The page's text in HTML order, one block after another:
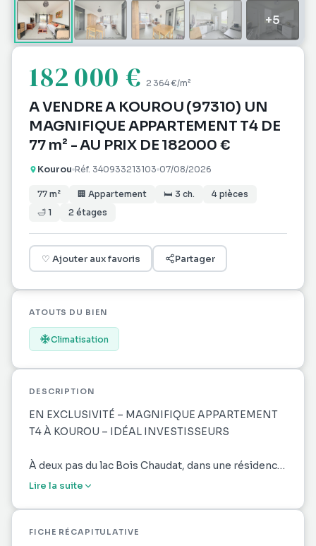
+5
182 000 € 2 364 €/m²
A VENDRE A KOUROU (97310) UN
MAGNIFIQUE APPARTEMENT T4 DE
77 m² - AU PRIX DE 182000 €
Kourou Réf. 340933213103 07/08/2026
77 m² 🏢 Appartement 🛏 3 ch. 4 pièces
🛁 1 2 étages
♡ Ajouter aux favoris Partager
ATOUTS DU BIEN
Climatisation
DESCRIPTION
EN EXCLUSIVITÉ – MAGNIFIQUE APPARTEMENT
T4 À KOUROU – IDÉAL INVESTISSEURS
À deux pas du lac Bois Chaudat, dans une résidence
calme, verdoyante et entièrement sécurisée,
proximité immédiate des écoles, commerces et de
Lire la suite
FICHE RÉCAPITULATIVE